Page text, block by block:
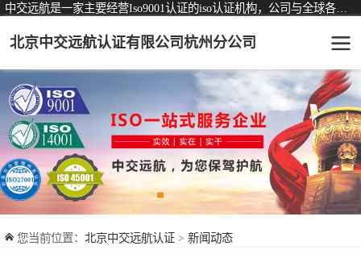
北京中交远航认证有限公司杭州分公司
您当前位置： 北京中交远航认证 > 新闻动态
认证服务 可从事认证业务一览表
ISO9001质量管理体系认证
ISO14001环境管理体系认证
ISO45001职业健康安全管理体系认证
交通运输服务认证